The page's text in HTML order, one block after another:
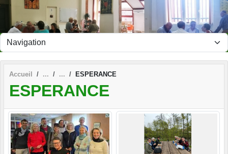
Accueil ESPERANCE
ESPERANCE